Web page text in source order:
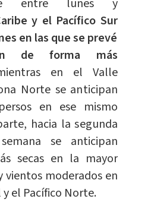
entre lunes y
y el Pacífico Sur
en las que se prevé
de forma más
en el Valle
Norte se anticipan
en ese mismo
hacia la segunda
se anticipan
secas en la mayor
vientos moderados en
el Pacífico Norte.